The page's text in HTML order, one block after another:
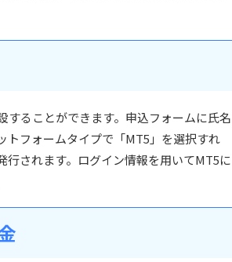
ることができます。申込フォームに氏名
トフォームタイプで「MT5」を選択すれ
されます。ログイン情報を用いてMT5に